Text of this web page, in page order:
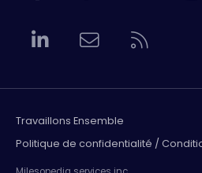
Travaillons Ensemble
Politique de confidentialité /